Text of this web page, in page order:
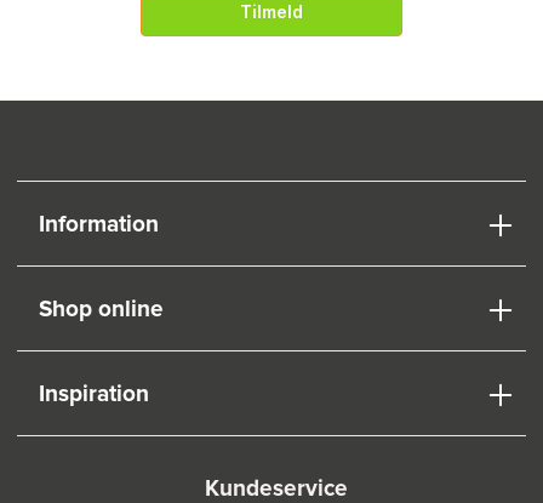
Tilmeld
Information
Shop online
Inspiration
Kundeservice